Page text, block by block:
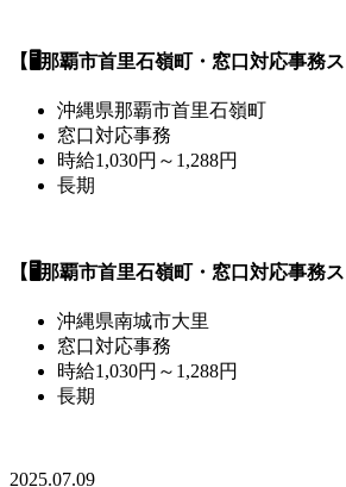
【🖥️那覇市首里石嶺町・窓口対応事務ス
沖縄県那覇市首里石嶺町
窓口対応事務
時給1,030円～1,288円
長期
【🖥️那覇市首里石嶺町・窓口対応事務ス
沖縄県南城市大里
窓口対応事務
時給1,030円～1,288円
長期
2025.07.09